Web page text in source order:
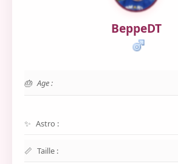
BeppeDT
Age :
Astro :
Taille :